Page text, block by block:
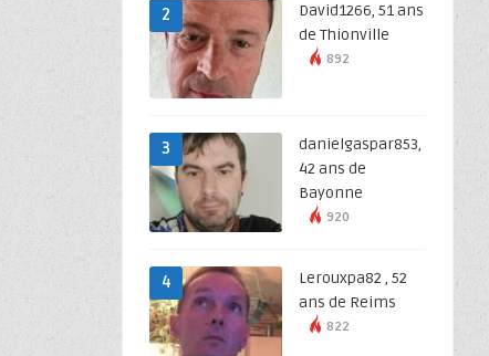
2
David1266, 51 ans
de Thionville
892
3
danielgaspar853,
42 ans de
Bayonne
920
4
Lerouxpa82 , 52
ans de Reims
822